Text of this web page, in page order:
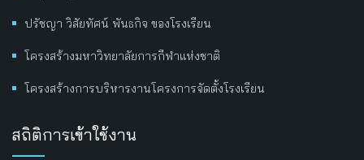
ปรัชญา วิสัยทัศน์ พันธกิจ ของโรงเรียน
โครงสร้างมหาวิทยาลัยการกีฬาแห่งชาติ
โครงสร้างการบริหารงานโครงการจัดตั้งโรงเรียน
สถิติการเข้าใช้งาน